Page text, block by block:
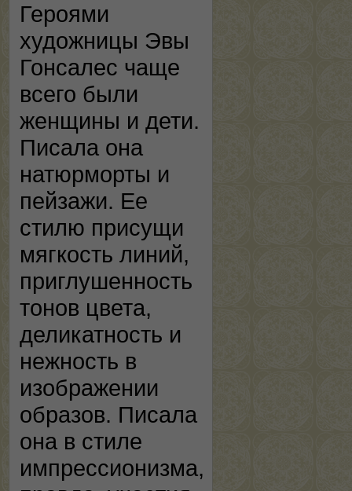
Героями
художницы Эвы
Гонсалес чаще
всего были
женщины и дети.
Писала она
натюрморты и
пейзажи. Ее
стилю присущи
мягкость линий,
приглушенность
тонов цвета,
деликатность и
нежность в
изображении
образов. Писала
она в стиле
импрессионизма,